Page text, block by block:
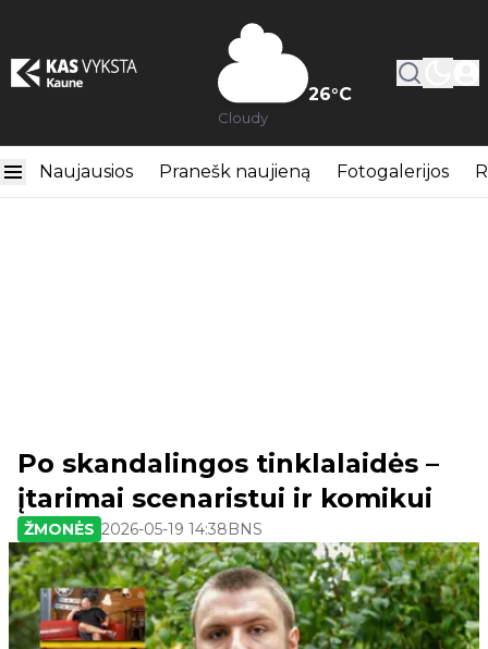
26°C
Cloudy
Naujausios Pranešk naujieną Fotogalerijos
Po skandalingos tinklalaidės –
įtarimai scenaristui ir komikui
ŽMONĖS 2026-05-19 14:38BNS